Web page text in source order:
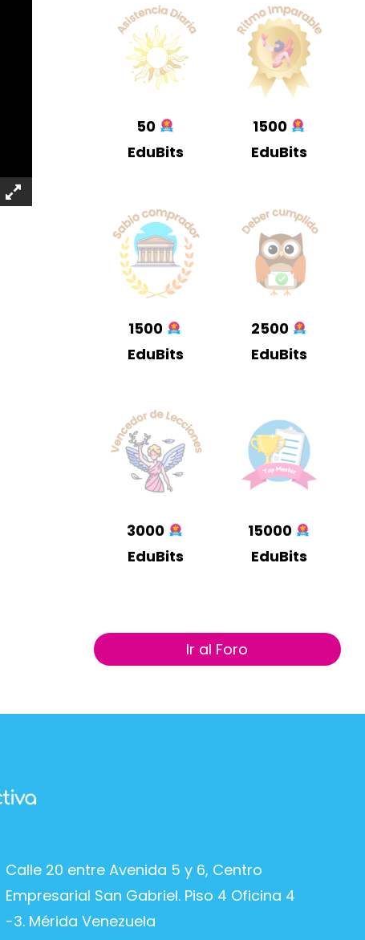
50
EduBits
1500
EduBits
1500
EduBits
2500
EduBits
3000
EduBits
15000
EduBits
Ir al Foro
Calle 20 entre Avenida 5 y 6, Centro
Empresarial San Gabriel. Piso 4 Oficina 4
-3. Mérida Venezuela